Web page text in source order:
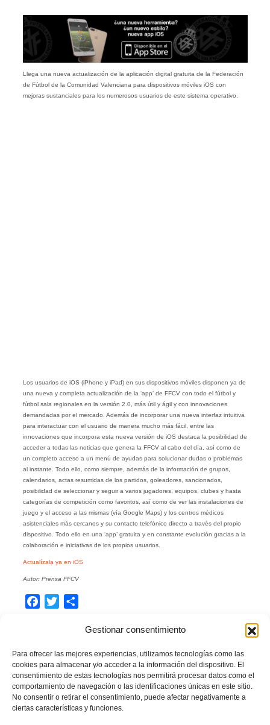
Gestionar consentimiento
Para ofrecer las mejores experiencias, utilizamos tecnologías como las
cookies para almacenar y/o acceder a la información del dispositivo. El
consentimiento de estas tecnologías nos permitirá procesar datos como el
comportamiento de navegación o las identificaciones únicas en este sitio.
No consentir o retirar el consentimiento, puede afectar negativamente a
ciertas características y funciones.
Llega una nueva actualización de la aplicación digital gratuita de la Federación
de Fútbol de la Comunidad Valenciana para dispositivos móviles iOS con
mejoras sustanciales para los numerosos usuarios de este sistema operativo.
Los usuarios de iOS (iPhone y iPad) en sus dispositivos móviles disponen ya de
una nueva y completa actualización de la ‘app’ de FFCV con todo el fútbol y
fútbol sala regionales en la versión 2.0, más útil y ágil y con innovaciones
demandadas por el mercado. Además de incorporar una nueva interfaz intuitiva
para interactuar con el usuario de manera mucho más fácil, entre las
innovaciones que incorpora esta nueva versión de iOS destaca la posibilidad de
acceder a todas las noticias que genera la FFCV al cabo del día, así como de
un completo acceso a un menú de ayudas para solucionar dudas o problemas
al instante. Todo ello, como siempre, además de la información de grupos,
calendarios, actas resumidas de los partidos, goleadores, sancionados,
posibilidad de seleccionar y seguir a varios jugadores, equipos, clubes y hasta
categorías de competición como favoritos, así como de ver las instalaciones de
juego y el acceso a las mismas (vía Google Maps) y los centros médicos
asistenciales más cercanos y su contacto telefónico directo a través del propio
dispositivo. Todo ello en una ‘app’ gratuita y en constante evolución gracias a la
colaboración e iniciativas de los propios usuarios.
Actualízala ya en iOS
Autor: Prensa FFCV
Facebook
Twitter
LEER MÁS
PUBLICADO EN ACTUALIDAD,NOTICIAS FFCV NO COMMENTS